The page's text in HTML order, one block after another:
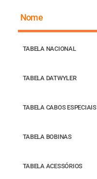
Nome
TABELA NACIONAL
TABELA DATWYLER
TABELA CABOS ESPECIAIS
TABELA BOBINAS
TABELA ACESSÓRIOS